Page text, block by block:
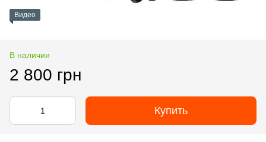
Видео
В наличии
2 800 грн
Купить